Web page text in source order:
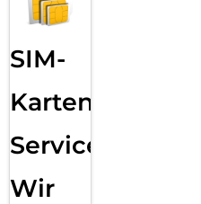
SIM-
Karten
Service:
Wir